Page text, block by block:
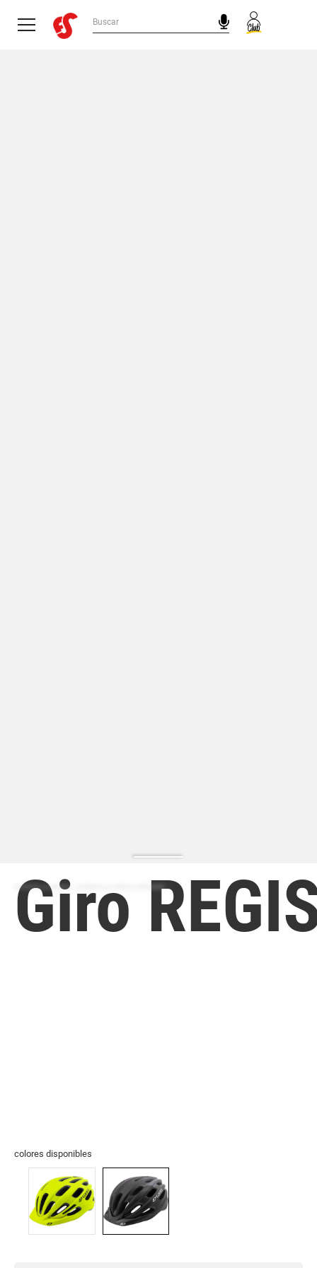
ZAPATILLA MODA | ZAPATILLA MODA HOMBRE
Giro
colores disponibles